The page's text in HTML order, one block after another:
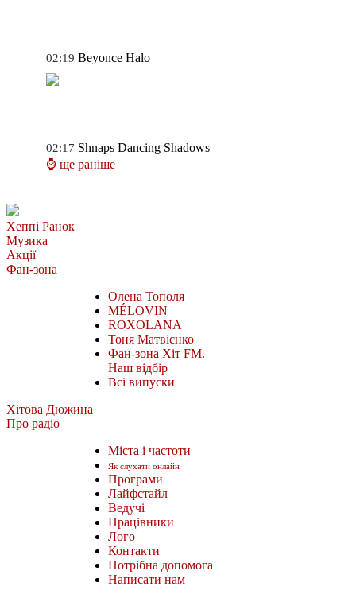
02:19 Beyonce Halo
02:17 Shnaps Dancing Shadows
⌚ ще раніше
Хеппі Ранок
Музика
Акції
Фан-зона
Олена Тополя
MÉLOVIN
ROXOLANA
Тоня Матвієнко
Фан-зона Хіт FM.
Наш відбір
Всі випуски
Хітова Дюжина
Про радіо
Міста і частоти
Як слухати онлайн
Програми
Лайфстайл
Ведучі
Працівники
Лого
Контакти
Потрібна допомога
Написати нам